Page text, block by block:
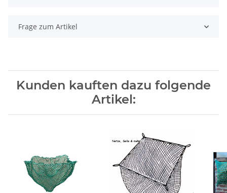
Frage zum Artikel
Kunden kauften dazu folgende
Artikel: